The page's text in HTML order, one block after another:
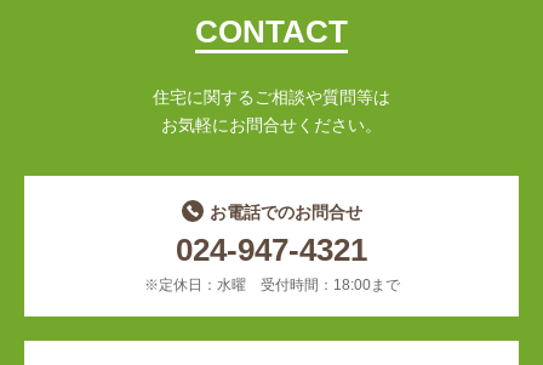
CONTACT
住宅に関するご相談や質問等は
お気軽にお問合せください。
お電話でのお問合せ
024-947-4321
※定休日：水曜 受付時間：18:00まで